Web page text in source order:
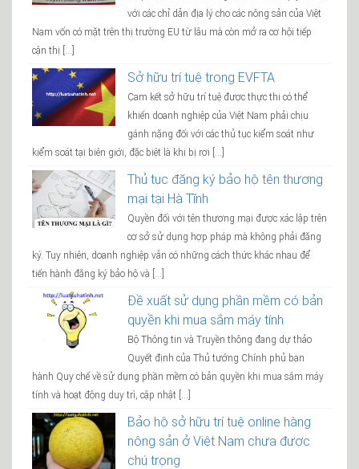
với các chỉ dẫn địa lý cho các nông sản của Việt
Nam vốn có mặt trên thị trường EU từ lâu mà còn mở ra cơ hội tiếp
cận thị […]
Sở hữu trí tuệ trong EVFTA
Cam kết sở hữu trí tuệ được thực thi có thể
khiến doanh nghiệp của Việt Nam phải chịu
gánh nặng đối với các thủ tục kiểm soát như
kiểm soát tại biên giới, đặc biệt là khi bị rơi […]
Thủ tục đăng ký bảo hộ tên thương
mại tại Hà Tĩnh
Quyền đối với tên thương mại được xác lập trên
cơ sở sử dụng hợp pháp mà không phải đăng
ký. Tuy nhiên, doanh nghiệp vẫn có những cách thức khác nhau để
tiến hành đăng ký bảo hộ và […]
Đề xuất sử dụng phần mềm có bản
quyền khi mua sắm máy tính
Bộ Thông tin và Truyền thông đang dự thảo
Quyết định của Thủ tướng Chính phủ ban
hành Quy chế về sử dụng phần mềm có bản quyền khi mua sắm máy
tính và hoạt động duy trì, cập nhật […]
Bảo hộ sở hữu trí tuệ online hàng
nông sản ở Việt Nam chưa được
chú trọng